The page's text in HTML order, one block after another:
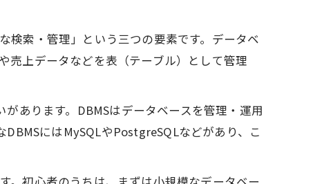
検索・管理」という三つの要素です。データベ
売上データなどを表（テーブル）として管理
あります。DBMSはデータベースを管理・運用
にはMySQLやPostgreSQLなどがあり、こ